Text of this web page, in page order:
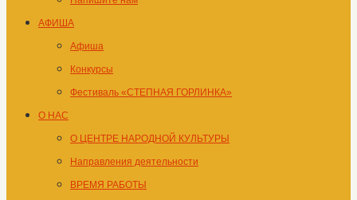
АФИША
Афиша
Конкурсы
Фестиваль «СТЕПНАЯ ГОРЛИНКА»
О НАС
О ЦЕНТРЕ НАРОДНОЙ КУЛЬТУРЫ
Направления деятельности
ВРЕМЯ РАБОТЫ